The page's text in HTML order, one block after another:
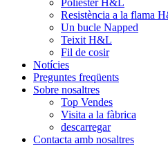
Polièster H&L
Resistència a la flama
Un bucle Napped
Teixit H&L
Fil de cosir
Notícies
Preguntes freqüents
Sobre nosaltres
Top Vendes
Visita a la fàbrica
descarregar
Contacta amb nosaltres